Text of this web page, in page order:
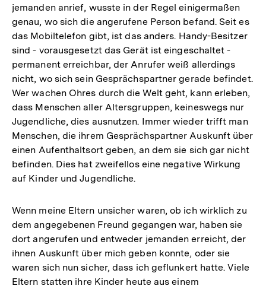
jemanden anrief, wusste in der Regel einigermaßen
genau, wo sich die angerufene Person befand. Seit es
das Mobiltelefon gibt, ist das anders. Handy-Besitzer
sind - vorausgesetzt das Gerät ist eingeschaltet -
permanent erreichbar, der Anrufer weiß allerdings
nicht, wo sich sein Gesprächspartner gerade befindet.
Wer wachen Ohres durch die Welt geht, kann erleben,
dass Menschen aller Altersgruppen, keineswegs nur
Jugendliche, dies ausnutzen. Immer wieder trifft man
Menschen, die ihrem Gesprächspartner Auskunft über
einen Aufenthaltsort geben, an dem sie sich gar nicht
befinden. Dies hat zweifellos eine negative Wirkung
auf Kinder und Jugendliche.
Wenn meine Eltern unsicher waren, ob ich wirklich zu
dem angegebenen Freund gegangen war, haben sie
dort angerufen und entweder jemanden erreicht, der
ihnen Auskunft über mich geben konnte, oder sie
waren sich nun sicher, dass ich geflunkert hatte. Viele
Eltern statten ihre Kinder heute aus einem